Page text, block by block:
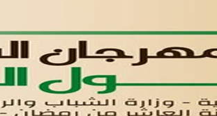
لوحه التحكم
اتصل بنا